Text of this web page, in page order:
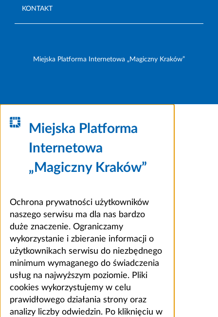
KONTAKT
Miejska Platforma Internetowa „Magiczny Kraków”
Miejska Platforma
Internetowa
„Magiczny Kraków”
Ochrona prywatności użytkowników
naszego serwisu ma dla nas bardzo
duże znaczenie. Ograniczamy
wykorzystanie i zbieranie informacji o
użytkownikach serwisu do niezbędnego
minimum wymaganego do świadczenia
usług na najwyższym poziomie. Pliki
cookies wykorzystujemy w celu
prawidłowego działania strony oraz
analizy liczby odwiedzin. Po kliknięciu w